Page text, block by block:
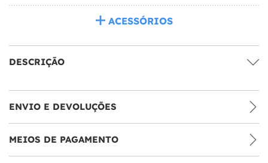
ACESSÓRIOS
DESCRIÇÃO
ENVIO E DEVOLUÇÕES
MEIOS DE PAGAMENTO